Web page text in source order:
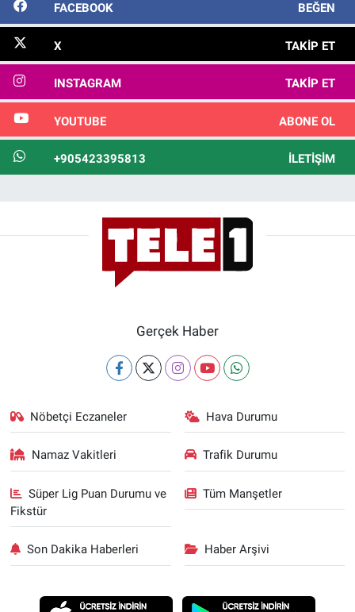
FACEBOOK BEĞEN
X TAKIP ET
INSTAGRAM TAKIP ET
YOUTUBE ABONE OL
+905423395813 İLETIŞIM
Gerçek Haber
Nöbetçi Eczaneler Hava Durumu
Namaz Vakitleri Trafik Durumu
Süper Lig Puan Durumu ve
Fikstür
Tüm Manşetler
Son Dakika Haberleri Haber Arşivi